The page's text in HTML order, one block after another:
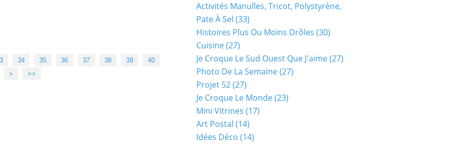
34 35 36 37 38 39 40
>
>>
Activités Manulles, Tricot, Polystyrène,
Pate À Sel (33)
Histoires Plus Ou Moins Drôles (30)
Cuisine(27)
Je Croque Le Sud Ouest Que J'aime(27)
Photo De La Semaine(27)
Projet 52(27)
Je Croque Le Monde(23)
Mini Vitrines (17)
Art Postal (14)
Idées Déco (14)